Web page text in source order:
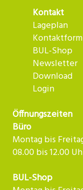
Kontakt
Lageplan
BUL-Shop
Newsletter
Download
Login
Öffnungszeiten
Büro
Montag bis
08.00 bis 12.00
BUL-Shop